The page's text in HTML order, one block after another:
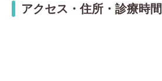
アクセス・住所・診療時間